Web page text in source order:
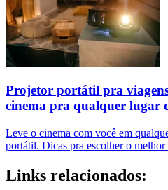
Projetor portátil pra
cinema pra qualquer lugar
Leve o cinema com você em
portátil. Dicas pra escolher o
Links relacionados: